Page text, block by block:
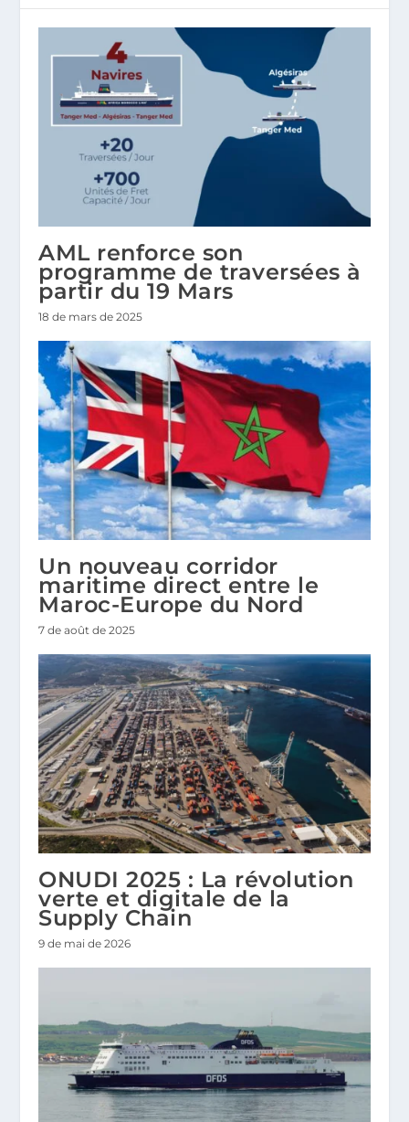
AML renforce son
programme de traversées à
partir du 19 Mars
18 de mars de 2025
Un nouveau corridor
maritime direct entre le
Maroc-Europe du Nord
7 de août de 2025
ONUDI 2025 : La révolution
verte et digitale de la
Supply Chain
9 de mai de 2026